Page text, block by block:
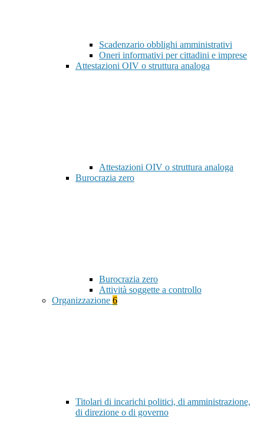
Scadenzario obblighi amministrativi
Oneri informativi per cittadini e imprese
Attestazioni OIV o struttura analoga
Attestazioni OIV o struttura analoga
Burocrazia zero
Burocrazia zero
Attività soggette a controllo
Organizzazione 6
Titolari di incarichi politici, di amministrazione,
di direzione o di governo